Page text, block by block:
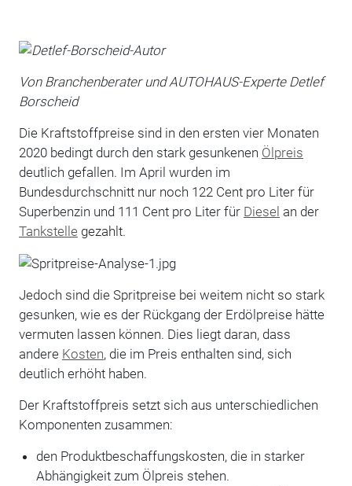
Von Branchenberater und AUTOHAUS-Experte Detlef
Borscheid
Die Kraftstoffpreise sind in den ersten vier Monaten
2020 bedingt durch den stark gesunkenen Ölpreis
deutlich gefallen. Im April wurden im
Bundesdurchschnitt nur noch 122 Cent pro Liter für
Superbenzin und 111 Cent pro Liter für Diesel an der
Tankstelle gezahlt.
Jedoch sind die Spritpreise bei weitem nicht so stark
gesunken, wie es der Rückgang der Erdölpreise hätte
vermuten lassen können. Dies liegt daran, dass
andere Kosten, die im Preis enthalten sind, sich
deutlich erhöht haben.
Der Kraftstoffpreis setzt sich aus unterschiedlichen
Komponenten zusammen:
den Produktbeschaffungskosten, die in starker
Abhängigkeit zum Ölpreis stehen.